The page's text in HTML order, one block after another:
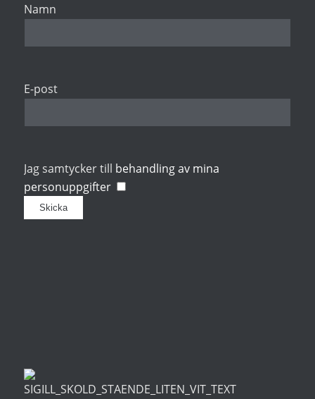
Namn
E-post
Jag samtycker till behandling av mina
personuppgifter